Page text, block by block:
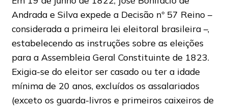
Andrada e Silva expede a Decisão nº 57 Reino –
considerada a primeira lei eleitoral brasileira –,
estabelecendo as instruções sobre as eleições
para a Assembleia Geral Constituinte de 1823.
Exigia-se do eleitor ser casado ou ter a idade
mínima de 20 anos, excluídos os assalariados
(exceto os guarda-livros e primeiros caixeiros de